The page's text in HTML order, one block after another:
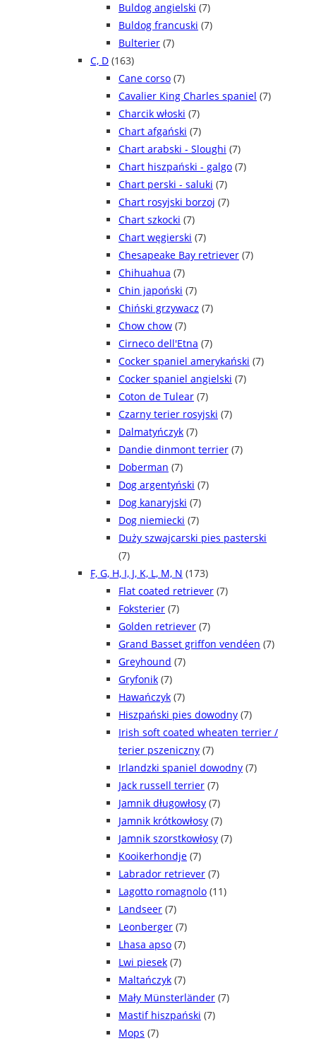
Buldog angielski (7)
Buldog francuski (7)
Bulterier (7)
C, D (163)
Cane corso (7)
Cavalier King Charles spaniel (7)
Charcik włoski (7)
Chart afgański (7)
Chart arabski - Sloughi (7)
Chart hiszpański - galgo (7)
Chart perski - saluki (7)
Chart rosyjski borzoj (7)
Chart szkocki (7)
Chart węgierski (7)
Chesapeake Bay retriever (7)
Chihuahua (7)
Chin japoński (7)
Chiński grzywacz (7)
Chow chow (7)
Cirneco dell'Etna (7)
Cocker spaniel amerykański (7)
Cocker spaniel angielski (7)
Coton de Tulear (7)
Czarny terier rosyjski (7)
Dalmatyńczyk (7)
Dandie dinmont terrier (7)
Doberman (7)
Dog argentyński (7)
Dog kanaryjski (7)
Dog niemiecki (7)
Duży szwajcarski pies pasterski
(7)
F, G, H, I, J, K, L, M, N (173)
Flat coated retriever (7)
Foksterier (7)
Golden retriever (7)
Grand Basset griffon vendéen (7)
Greyhound (7)
Gryfonik (7)
Hawańczyk (7)
Hiszpański pies dowodny (7)
Irish soft coated wheaten terrier /
terier pszeniczny (7)
Irlandzki spaniel dowodny (7)
Jack russell terrier (7)
Jamnik długowłosy (7)
Jamnik krótkowłosy (7)
Jamnik szorstkowłosy (7)
Kooikerhondje (7)
Labrador retriever (7)
Lagotto romagnolo (11)
Landseer (7)
Leonberger (7)
Lhasa apso (7)
Lwi piesek (7)
Maltańczyk (7)
Mały Münsterländer (7)
Mastif hiszpański (7)
Mops (7)